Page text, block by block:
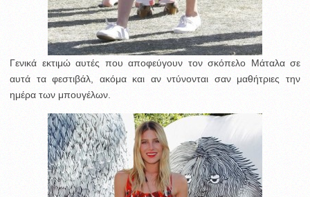
Γενικά εκτιμώ αυτές που αποφεύγουν τον σκόπελο Μάταλα σε
αυτά τα φεστιβάλ, ακόμα και αν ντύνονται σαν μαθήτριες την
ημέρα των μπουγέλων.